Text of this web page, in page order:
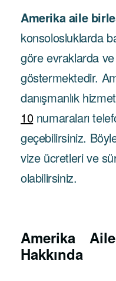
Amerika aile
konsolosluklarda
göre evraklarda
göstermektedir.
danışmanlık
10numaraları
geçebilirsiniz.
vize ücretleri ve
olabilirsiniz.
Amerika
Hakkında